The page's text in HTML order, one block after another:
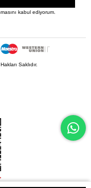
kabul ediyorum.
Saklıdır.